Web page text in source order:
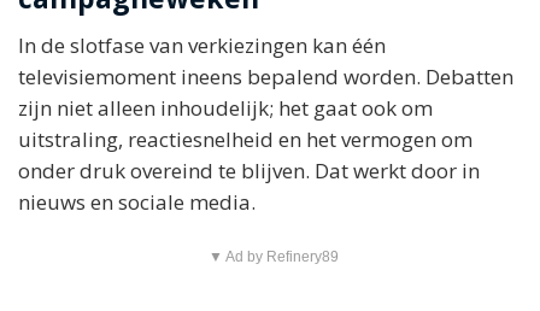
In de slotfase van verkiezingen kan één
televisiemoment ineens bepalend worden. Debatten
zijn niet alleen inhoudelijk; het gaat ook om
uitstraling, reactiesnelheid en het vermogen om
onder druk overeind te blijven. Dat werkt door in
nieuws en sociale media.
▼ Ad by Refinery89